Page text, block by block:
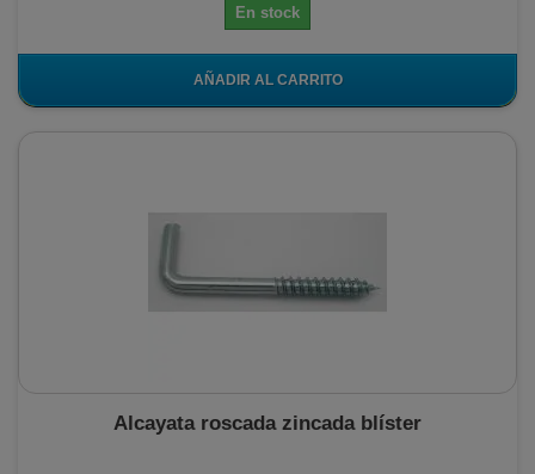
En stock
AÑADIR AL CARRITO
Alcayata roscada zincada blíster